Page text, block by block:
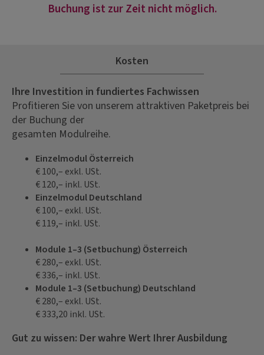
Buchung ist zur Zeit nicht möglich.
Kosten
Ihre Investition in fundiertes Fachwissen
Profitieren Sie von unserem attraktiven Paketpreis bei
der Buchung der
gesamten Modulreihe.
Einzelmodul Österreich
€ 100,– exkl. USt.
€ 120,– inkl. USt.
Einzelmodul Deutschland
€ 100,– exkl. USt.
€ 119,– inkl. USt.
Module 1–3 (Setbuchung) Österreich
€ 280,– exkl. USt.
€ 336,– inkl. USt.
Module 1–3 (Setbuchung) Deutschland
€ 280,– exkl. USt.
€ 333,20 inkl. USt.
Gut zu wissen: Der wahre Wert Ihrer Ausbildung